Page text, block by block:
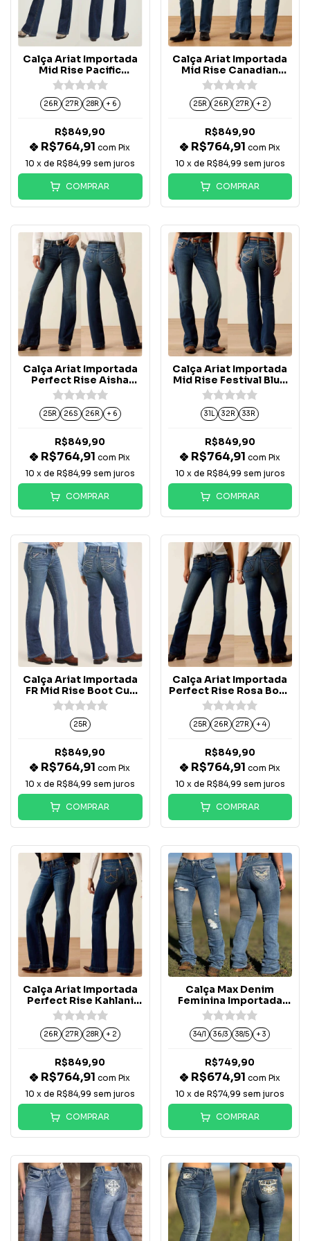
Calça Ariat Importada
Mid Rise Pacific
Corinne Boot Cut -
10039610
26R 27R 28R + 6
R$849,90
R$764,91com Pix
10 x deR$84,99 sem juros
COMPRAR
Calça Ariat Importada
Mid Rise Canadian
Raquel - 10041061
25R 26R 27R + 2
R$849,90
R$764,91 com Pix
10 x de R$84,99 sem juros
COMPRAR
Calça Ariat Importada
Perfect Rise Aisha
Trouser - 10040806
25R 26S 26R + 6
R$849,90
R$764,91com Pix
10 x deR$84,99 sem juros
COMPRAR
Calça Ariat Importada
Mid Rise Festival Blue
Boot Cut - 10025286
31L 32R 33R
R$849,90
R$764,91 com Pix
10 x de R$84,99 sem juros
COMPRAR
Calça Ariat Importada
FR Mid Rise Boot Cut
Oceanside - 20000179
25R
R$849,90
R$764,91com Pix
10 x deR$84,99 sem juros
COMPRAR
Calça Ariat Importada
Perfect Rise Rosa Boot
Cut - 10027713
25R 26R 27R + 4
R$849,90
R$764,91 com Pix
10 x de R$84,99 sem juros
COMPRAR
Calça Ariat Importada
Perfect Rise Kahlani
Trouser - 10074828
26R 27R 28R + 2
R$849,90
R$764,91com Pix
10 x deR$84,99 sem juros
COMPRAR
Calça Max Denim
Feminina Importada
Bordada - 726
34/1 36/3 38/5 + 3
R$749,90
R$674,91 com Pix
10 x deR$74,99 sem juros
COMPRAR